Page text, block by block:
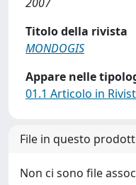
Titolo della rivista
MONDOGIS
Appare nelle
01.1 Articolo in
File in questo
Non ci sono file